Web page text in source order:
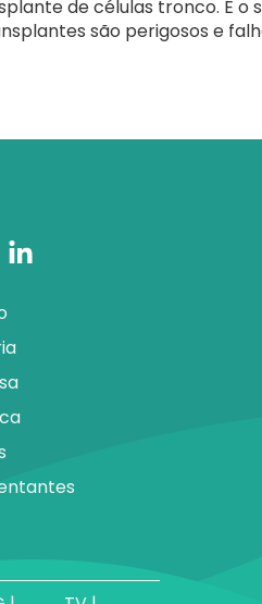
de células tronco. É o
são perigosos e